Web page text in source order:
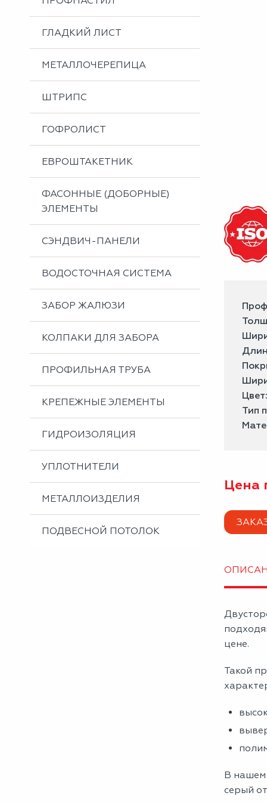
Металлоизделия
Проектирование вентилируемых фасадов
Вальцовка листового металла
ГЛАДКИЙ ЛИСТ
МЕТАЛЛОЧЕРЕПИЦА
ШТРИПС
ГОФРОЛИСТ
ЕВРОШТАКЕТНИК
ФАСОННЫЕ (ДОБОРНЫЕ)
ЭЛЕМЕНТЫ
СЭНДВИЧ-ПАНЕЛИ
ВОДОСТОЧНАЯ СИСТЕМА
ЗАБОР ЖАЛЮЗИ
КОЛПАКИ ДЛЯ ЗАБОРА
ПРОФИЛЬНАЯ ТРУБА
КРЕПЕЖНЫЕ ЭЛЕМЕНТЫ
ГИДРОИЗОЛЯЦИЯ
УПЛОТНИТЕЛИ
МЕТАЛЛОИЗДЕЛИЯ
ПОДВЕСНОЙ ПОТОЛОК
Тип
Цена
цене.
Такой
В нашем
серый